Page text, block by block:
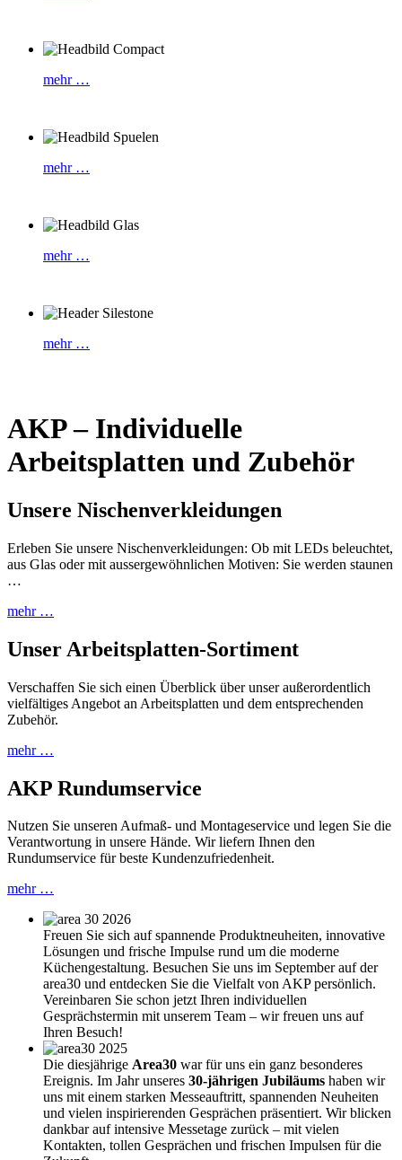
mehr …
mehr …
mehr …
mehr …
AKP – Individuelle
Arbeitsplatten und Zubehör
Unsere Nischenverkleidungen
Erleben Sie unsere Nischenverkleidungen: Ob mit LEDs beleuchtet,
aus Glas oder mit aussergewöhnlichen Motiven: Sie werden staunen
…
mehr …
Unser Arbeitsplatten-Sortiment
Verschaffen Sie sich einen Überblick über unser außerordentlich
vielfältiges Angebot an Arbeitsplatten und dem entsprechenden
Zubehör.
mehr …
AKP Rundumservice
Nutzen Sie unseren Aufmaß- und Montageservice und legen Sie die
Verantwortung in unsere Hände. Wir liefern Ihnen den
Rundumservice für beste Kundenzufriedenheit.
mehr …
Freuen Sie sich auf spannende Produktneuheiten, innovative
Lösungen und frische Impulse rund um die moderne
Küchengestaltung. Besuchen Sie uns im September auf der
area30 und entdecken Sie die Vielfalt von AKP persönlich.
Vereinbaren Sie schon jetzt Ihren individuellen
Gesprächstermin mit unserem Team – wir freuen uns auf
Ihren Besuch!
Die diesjährige Area30 war für uns ein ganz besonderes
Ereignis. Im Jahr unseres 30-jährigen Jubiläums haben wir
uns mit einem starken Messeauftritt, spannenden Neuheiten
und vielen inspirierenden Gesprächen präsentiert. Wir blicken
dankbar auf intensive Messetage zurück – mit vielen
Kontakten, tollen Gesprächen und frischen Impulsen für die